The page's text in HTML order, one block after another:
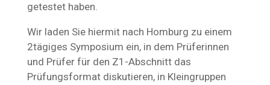
getestet haben.
Wir laden Sie hiermit nach Homburg zu einem
2tägiges Symposium ein, in dem Prüferinnen
und Prüfer für den Z1-Abschnitt das
Prüfungsformat diskutieren, in Kleingruppen